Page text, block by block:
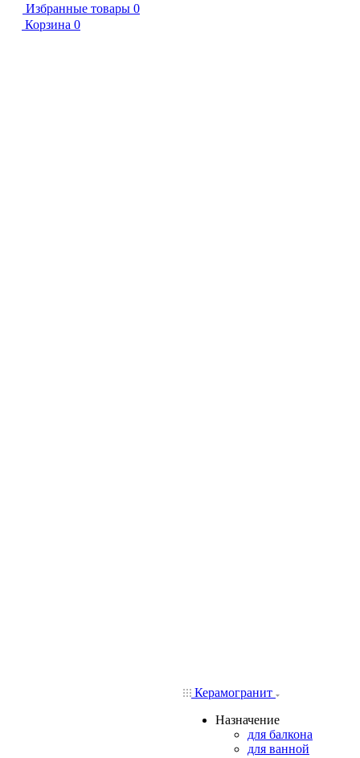
Избранные товары 0
Корзина 0
Керамогранит
Назначение
для балкона
для ванной